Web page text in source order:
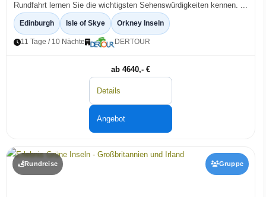
Rundfahrt lernen Sie die wichtigsten Sehenswürdigkeiten kennen. ...
Edinburgh Isle of Skye Orkney Inseln
11 Tage / 10 Nächte DERTOUR
ab 4640,- €
Details
Angebot
Rundreise Gruppe